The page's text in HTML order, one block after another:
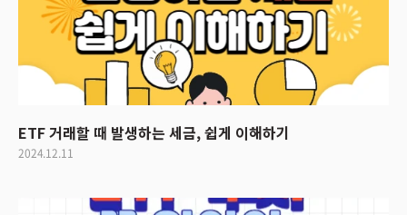
ETF 거래할 때 발생하는 세금, 쉽게 이해하기
2024.12.11